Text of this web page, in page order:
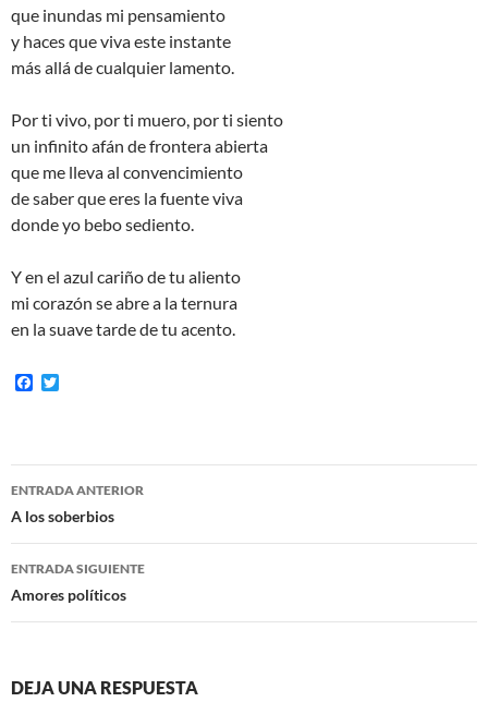
que inundas mi pensamiento
y haces que viva este instante
más allá de cualquier lamento.
Por ti vivo, por ti muero, por ti siento
un infinito afán de frontera abierta
que me lleva al convencimiento
de saber que eres la fuente viva
donde yo bebo sediento.
Y en el azul cariño de tu aliento
mi corazón se abre a la ternura
en la suave tarde de tu acento.
F
o
o
e
r
Navegación
de
entradas
ENTRADA ANTERIOR
A los soberbios
ENTRADA SIGUIENTE
Amores políticos
DEJA UNA RESPUESTA